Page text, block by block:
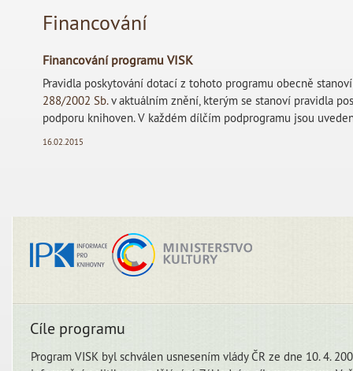
Financování
Financování programu VISK
Pravidla poskytování dotací z tohoto programu obecně
288/2002 Sb.v aktuálním znění, kterým se stanoví pravidla
podporu knihoven. V každém dílčím podprogramu jsou
16.02.2015
Cíle programu
Program VISK byl schválen usnesením vlády ČR ze dne 10. 4.